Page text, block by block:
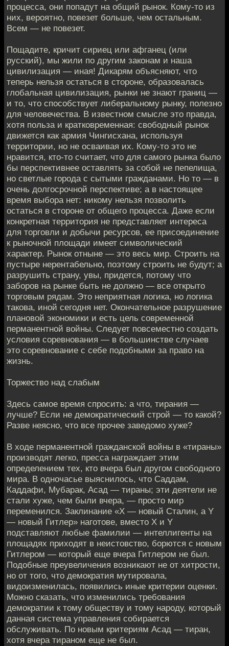
процесса, они попадут на общий рынок. Кому-то из
них, вероятно, повезет больше, чем остальным.
Всем — не повезет.
Пощадите, кричит сириец или афганец (или
русский), мы жили по другим законам и наша
цивилизация — иная! Дикарям объясняют, что
теперь нельзя остаться в стороне, образовалась
глобальная цивилизация, рынки не знают границ —
и то, что способствует либеральному рынку, полезно
для человечества. В известном смысле это правда,
хотя польза и кратковременная: свободный рынок
движется как армия Чингисхана, используя
территории, но не осваивая их. Кому-то это не
нравится, кто-то считает, что для самого рынка было
бы перспективнее оставлять за собой не пепелища,
но светлые города с сытыми гражданами. Но то — в
очень долгосрочной перспективе; а в настоящее
время выбора нет: никому нельзя позволить
остаться в стороне от общего процесса. Даже если
конкретная территория не представляет интереса
для торговли и добычи ресурсов, ее присоединение
к рыночной площади имеет символический
характер. Рынок отныне — это весь мир. Строить на
пустыре нерентабельно, поэтому строить не будут; а
разрушить страну, увы, придется, потому что
заборов на рынке быть не должно — все открыто
торговым рядам. Это неприятная логика, но логика
такова, иной сегодня нет. Окончательное разрушение
плановой экономики и есть цель современной
перманентной войны. Следует повсеместно создать
условия соревнования — в большинстве случаев
это соревнование с себе подобными за право на
жизнь.
Торжество над слабым
Здесь самое время спросить: а что, тирания —
лучше? Если не демократический строй — то какой?
Разве неясно, что все прочее заведомо хуже?
В ходе перманентной гражданской войны в «тираны»
производят легко, пресса награждает этим
определением тех, кто вчера был другом свободного
мира. В одночасье выяснилось, что Саддам,
Каддафи, Мубарак, Асад — тираны; эти деятели не
стали хуже, чем были вчера, — просто мир
переменился. Заклинание «Х — новый Сталин, а Y
— новый Гитлер» наготове, вместо X и Y
подставляют любые фамилии — интеллигенты на
площадях приходят в неистовство, борются с новым
Гитлером — который еще вчера Гитлером не был.
Подобные преувеличения возникают не от хитрости,
но от того, что демократия мутировала,
видоизменилась, появились иные критерии оценки.
Можно сказать, что изменились требования
демократии к тому обществу и тому народу, который
данная система управления собирается
обслуживать. По новым критериям Асад — тиран,
хотя вчера тираном еще не был.